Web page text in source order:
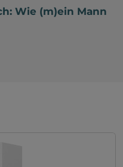
Wie (m)ein Mann